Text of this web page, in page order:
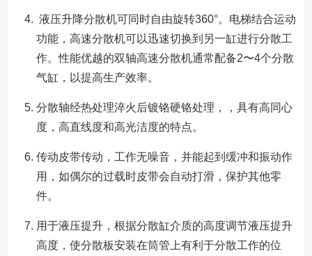
液压升降分散机可同时自由旋转360°。电梯结合运动
功能，高速分散机可以迅速切换到另一缸进行分散工
作。性能优越的双轴高速分散机通常配备2〜4个分散
气缸，以提高生产效率。
分散轴经热处理淬火后镀铬硬铬处理，，具有高同心
度，高直线度和高光洁度的特点。
传动皮带传动，工作无噪音，并能起到缓冲和振动作
用，如偶尔的过载时皮带会自动打滑，保护其他零
件。
用于液压提升，根据分散缸介质的高度调节液压提升
高度，使分散板安装在筒管上有利于分散工作的位